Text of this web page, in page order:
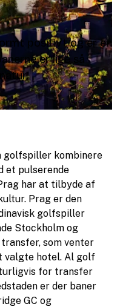
positivt og er en
er lige så
golfspiller kombinere
et pulserende
har at tilbyde af
Prag er den
golfspiller
Stockholm og
som venter
valgte hotel. Al golf
for transfer
er der baner
GC og